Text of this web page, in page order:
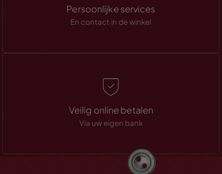
Persoonlijke services
En contact in de winkel
Veilig online betalen
Via uw eigen bank